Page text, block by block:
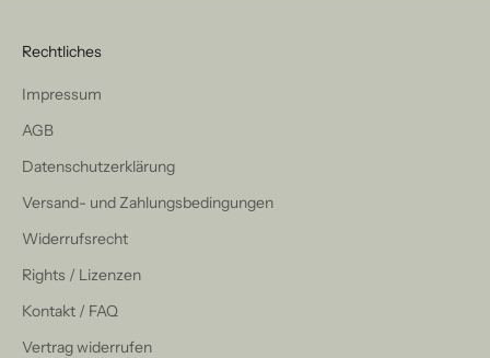
Rechtliches
Impressum
AGB
Datenschutzerklärung
Versand- und Zahlungsbedingungen
Widerrufsrecht
Rights / Lizenzen
Kontakt / FAQ
Vertrag widerrufen